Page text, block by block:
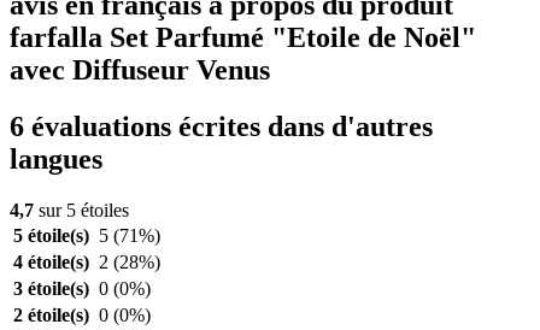
farfalla Set Parfumé "Etoile de Noël"
avec Diffuseur Venus
6 évaluations écrites dans d'autres
langues
4,7 sur 5 étoiles
5 étoile(s) 5 (71%)
4 étoile(s) 2 (28%)
3 étoile(s) 0 (0%)
2 étoile(s) 0 (0%)